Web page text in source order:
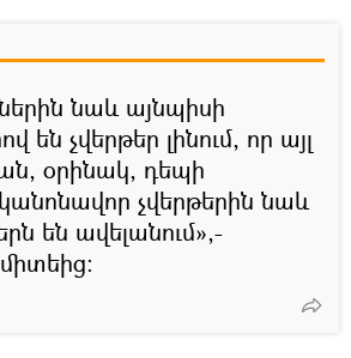
նաև այնպիսի
են չվերթեր լինում, որ այլ
օրինակ, դեպի
չվերթերին նաև
են ավելանում»,-